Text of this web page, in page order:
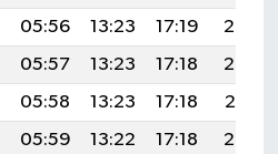
05:56 13:23 17:19
20:39
05:57 13:23 17:18
20:38
05:58 13:23 17:18
20:37
05:59 13:22 17:18
20:36